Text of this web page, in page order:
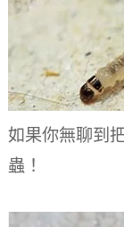
如果你無聊到
蟲！